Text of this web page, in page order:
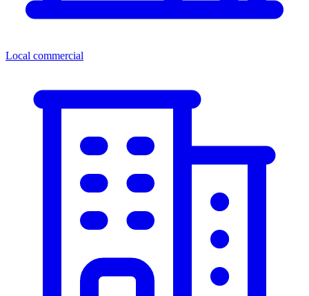
Local commercial